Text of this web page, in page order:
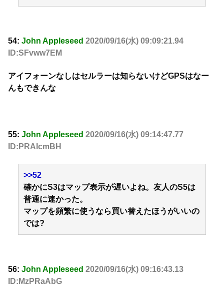
54: John Appleseed 2020/09/16(水) 09:09:21.94
ID:SFvww7EM
アイフォーンなしはセルラーは知らないけどGPSはなー
んもできんな
55: John Appleseed 2020/09/16(水) 09:14:47.77
ID:PRAIcmBH
>>52
確かにS3はマップ表示が遅いよね。友人のS5は
普通に速かった。
マップを頻繁に使うなら買い替えたほうがいいの
では?
56: John Appleseed 2020/09/16(水) 09:16:43.13
ID:MzPRaAbG